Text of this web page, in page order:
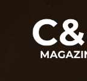
contenu